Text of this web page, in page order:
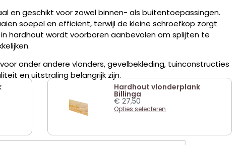
en geschikt voor zowel binnen- als buitentoepassingen.
soepel en efficiënt, terwijl de kleine schroefkop zorgt
hardhout wordt voorboren aanbevolen om splijten te
onder andere vlonders, gevelbekleding, tuinconstructies
en uitstraling belangrijk zijn.
Hardhout vlonderplank
Billinga
€ 27,50
Opties selecteren